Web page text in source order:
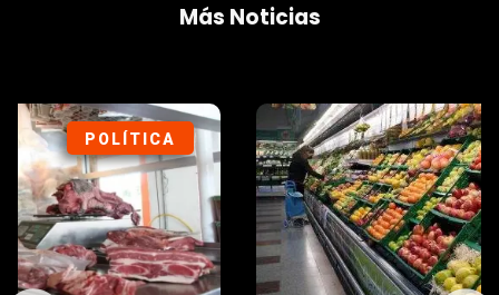
Más Noticias
SOCIEDAD